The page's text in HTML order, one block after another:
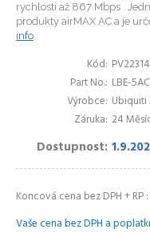
rychlosti až 867 Mbps .
produkty airMAX AC a je
info
Kód
Part No. LBE-
Výrobce Ubiquiti
Záruka 24
Dostupnost
Koncová cena bez DPH + RP
Vaše cena bez DPH a